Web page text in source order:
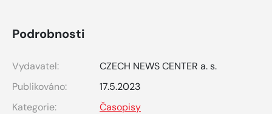
Podrobnosti
Vydavatel:
CZECH NEWS CENTER a. s.
Publikováno:
17.5.2023
Kategorie:
Časopisy